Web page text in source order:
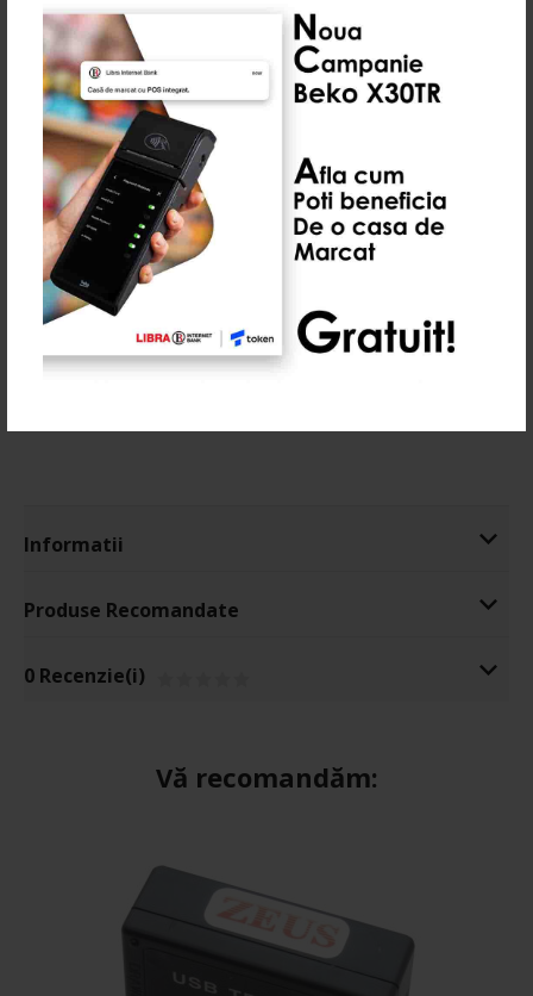
Material
Exterior
Material
presor
Interfata
conectare
RJ11
Culoare
Negru
Dimensiuni
460(latime) X465(adancime)
X115(inaltime) mm, cu picioruse
10mm aprox. (inaltime picioruse)
Greutate
Tensiune
deschidere
12 V - 24 V
Informatii
Produse Recomandate
0 Recenzie(i)
Vă recomandăm: